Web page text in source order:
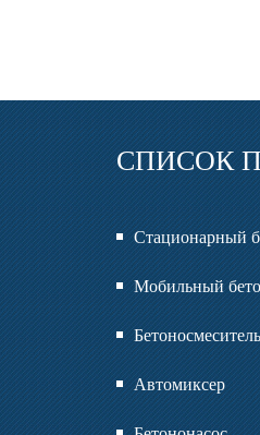
СПИСОК
Стационарный
Мобильный
Бетоносмеситель
Автомиксер